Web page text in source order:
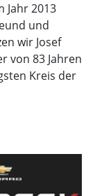
Jahr 2013
und
wir Josef
von 83 Jahren
Kreis der